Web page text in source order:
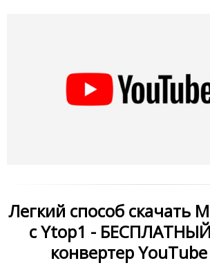
Легкий способ скачать
с Ytop1 -
конвертер